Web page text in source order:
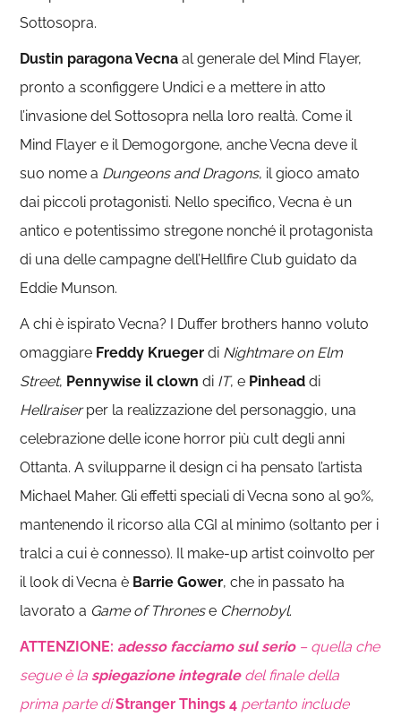
Sottosopra.
Dustin paragona Vecna al generale del Mind Flayer,
pronto a sconfiggere Undici e a mettere in atto
l’invasione del Sottosopra nella loro realtà. Come il
Mind Flayer e il Demogorgone, anche Vecna deve il
suo nome a Dungeons and Dragons, il gioco amato
dai piccoli protagonisti. Nello specifico, Vecna è un
antico e potentissimo stregone nonché il protagonista
di una delle campagne dell’Hellfire Club guidato da
Eddie Munson.
A chi è ispirato Vecna? I Duffer brothers hanno voluto
omaggiare Freddy Krueger di Nightmare on Elm
Street, Pennywise il clown di IT, e Pinhead di
Hellraiserper la realizzazione del personaggio, una
celebrazione delle icone horror più cult degli anni
Ottanta. A svilupparne il design ci ha pensato l’artista
Michael Maher. Gli effetti speciali di Vecna sono al 90%,
mantenendo il ricorso alla CGI al minimo (soltanto per i
tralci a cui è connesso). Il make-up artist coinvolto per
il look di Vecna è Barrie Gower, che in passato ha
lavorato a Game of Thronese Chernobyl.
ATTENZIONE: adesso facciamo sul serio– quella che
segue è laspiegazione integraledel finale della
prima parte diStranger Things 4 pertanto include